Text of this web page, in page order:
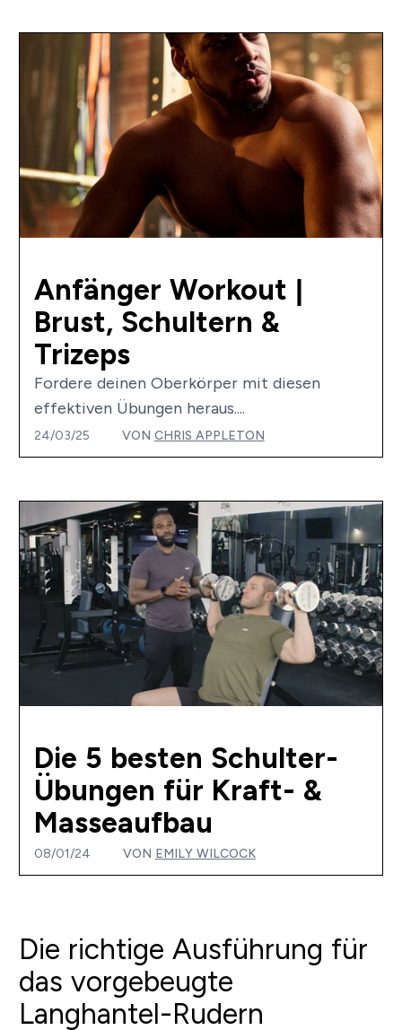
Anfänger Workout |
Brust, Schultern &
Trizeps
Fordere deinen Oberkörper mit diesen
effektiven Übungen heraus....
24/03/25 VON CHRIS APPLETON
Die 5 besten Schulter-
Übungen für Kraft- &
Masseaufbau
08/01/24 VON EMILY WILCOCK
Die richtige Ausführung für
das vorgebeugte
Langhantel-Rudern